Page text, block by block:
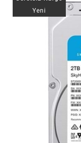
Yeni